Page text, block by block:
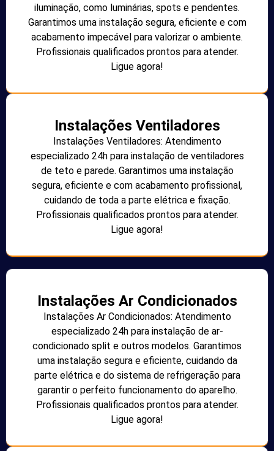
iluminação, como luminárias, spots e pendentes.
Garantimos uma instalação segura, eficiente e com
acabamento impecável para valorizar o ambiente.
Profissionais qualificados prontos para atender.
Ligue agora!
Instalações Ventiladores
Instalações Ventiladores: Atendimento
especializado 24h para instalação de ventiladores
de teto e parede. Garantimos uma instalação
segura, eficiente e com acabamento profissional,
cuidando de toda a parte elétrica e fixação.
Profissionais qualificados prontos para atender.
Ligue agora!
Instalações Ar Condicionados
Instalações Ar Condicionados: Atendimento
especializado 24h para instalação de ar-
condicionado split e outros modelos. Garantimos
uma instalação segura e eficiente, cuidando da
parte elétrica e do sistema de refrigeração para
garantir o perfeito funcionamento do aparelho.
Profissionais qualificados prontos para atender.
Ligue agora!